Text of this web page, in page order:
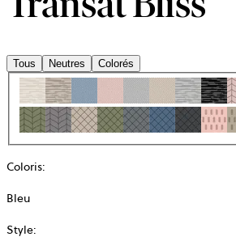
Tous Neutres Colorés
Coloris:
Bleu
Style: